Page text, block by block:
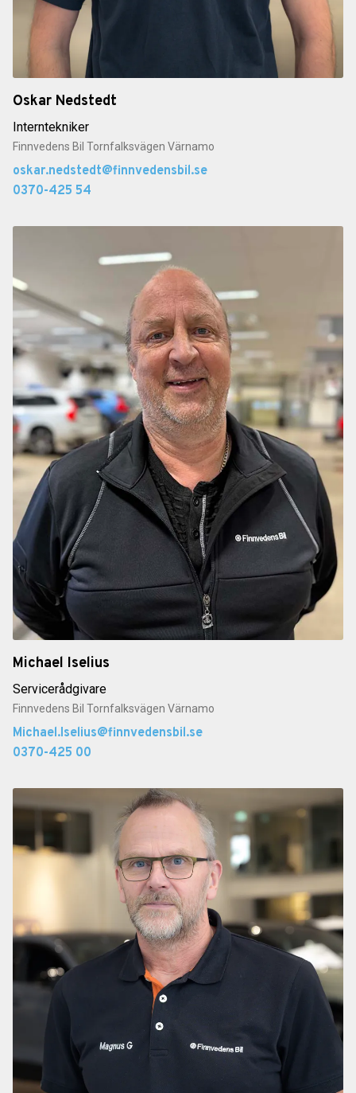
Oskar Nedstedt
Interntekniker
Finnvedens Bil Tornfalksvägen Värnamo
oskar.nedstedt@finnvedensbil.se
0370-425 54
Michael Iselius
Servicerådgivare
Finnvedens Bil Tornfalksvägen Värnamo
Michael.Iselius@finnvedensbil.se
0370-425 00